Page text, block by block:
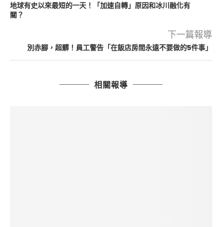
地球有史以來最短的一天！「加速自轉」原因和冰川融化有
關？
下一篇報導
別赤腳，超髒！員工警告「在飯店房間永遠不要做的5件事」
相關報導